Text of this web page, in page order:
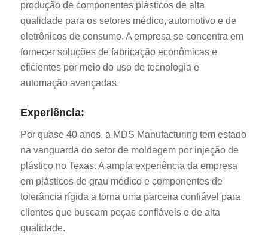
produção de componentes plásticos de alta
qualidade para os setores médico, automotivo e de
eletrônicos de consumo. A empresa se concentra em
fornecer soluções de fabricação econômicas e
eficientes por meio do uso de tecnologia e
automação avançadas.
Experiência:
Por quase 40 anos, a MDS Manufacturing tem estado
na vanguarda do setor de moldagem por injeção de
plástico no Texas. A ampla experiência da empresa
em plásticos de grau médico e componentes de
tolerância rígida a torna uma parceira confiável para
clientes que buscam peças confiáveis e de alta
qualidade.